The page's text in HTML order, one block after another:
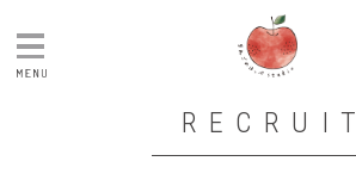
NEWS
RECRUIT